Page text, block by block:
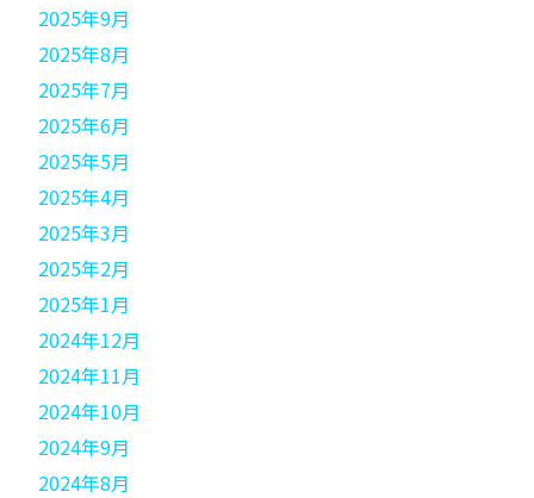
2025年9月
2025年8月
2025年7月
2025年6月
2025年5月
2025年4月
2025年3月
2025年2月
2025年1月
2024年12月
2024年11月
2024年10月
2024年9月
2024年8月